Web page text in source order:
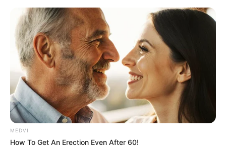
MEDVI
How To Get An Erection Even After 60!